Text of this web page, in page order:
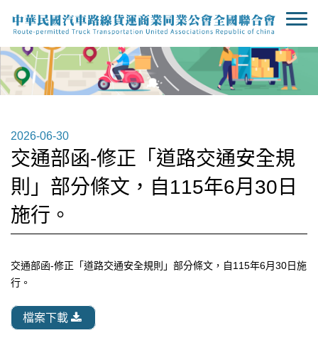
2026-06-30
交通部函-修正「道路交通安全規
則」部分條文，自115年6月30日
施行。
交通部函-修正「道路交通安全規則」部分條文，自115年6月30日施
行。
檔案下載